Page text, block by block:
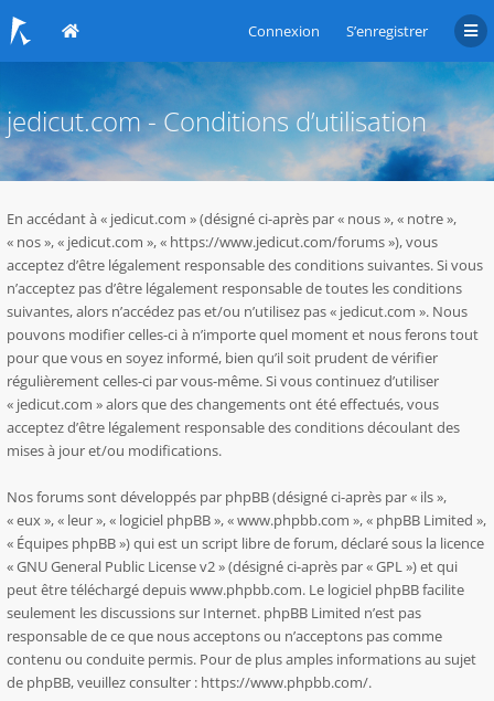
Connexion S’enregistrer
jedicut.com - Conditions d’utilisation
En accédant à « jedicut.com » (désigné ci-après par « nous », « notre »,
« nos », « jedicut.com », « https://www.jedicut.com/forums »), vous
acceptez d’être légalement responsable des conditions suivantes. Si vous
n’acceptez pas d’être légalement responsable de toutes les conditions
suivantes, alors n’accédez pas et/ou n’utilisez pas « jedicut.com ». Nous
pouvons modifier celles-ci à n’importe quel moment et nous ferons tout
pour que vous en soyez informé, bien qu’il soit prudent de vérifier
régulièrement celles-ci par vous-même. Si vous continuez d’utiliser
« jedicut.com » alors que des changements ont été effectués, vous
acceptez d’être légalement responsable des conditions découlant des
mises à jour et/ou modifications.
Nos forums sont développés par phpBB (désigné ci-après par « ils »,
« eux », « leur », « logiciel phpBB », « www.phpbb.com », « phpBB Limited »,
« Équipes phpBB ») qui est un script libre de forum, déclaré sous la licence
«GNU General Public License v2» (désigné ci-après par « GPL ») et qui
peut être téléchargé depuiswww.phpbb.com. Le logiciel phpBB facilite
seulement les discussions sur Internet. phpBB Limited n’est pas
responsable de ce que nous acceptons ou n’acceptons pas comme
contenu ou conduite permis. Pour de plus amples informations au sujet
de phpBB, veuillez consulter : https://www.phpbb.com/.